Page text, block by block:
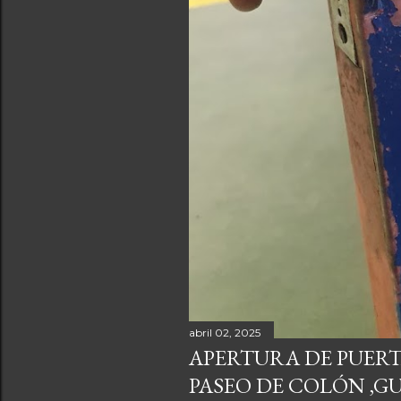
abril 02, 2025
APERTURA DE
PASEO DE COLÓN